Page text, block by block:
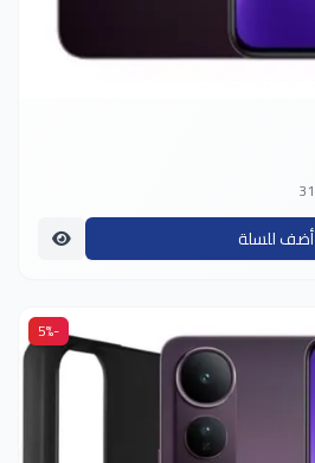
أضف للسلة
-5%